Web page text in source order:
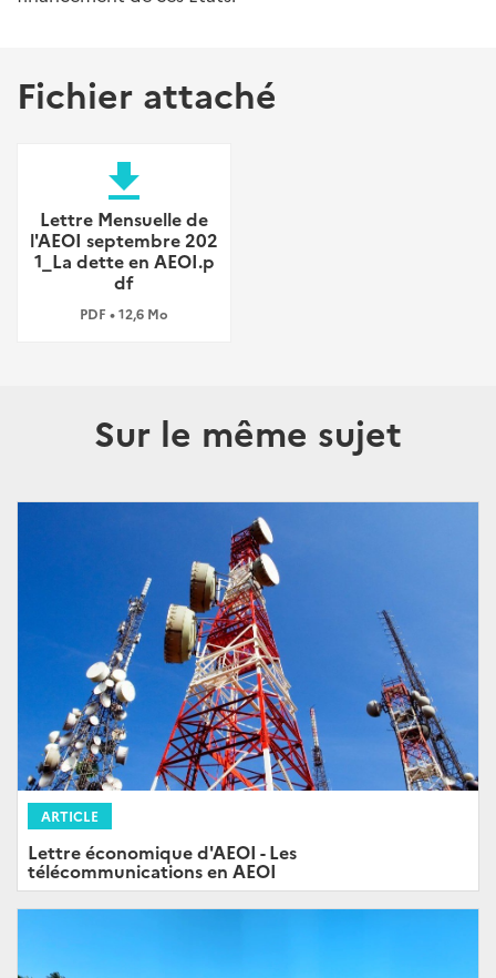
Fichier attaché
file_download
Lettre Mensuelle de
l'AEOI septembre 202
1_La dette en AEOI.p
df
PDF • 12,6 Mo
Sur le même sujet
ARTICLE
Lettre économique d'AEOI - Les
télécommunications en AEOI